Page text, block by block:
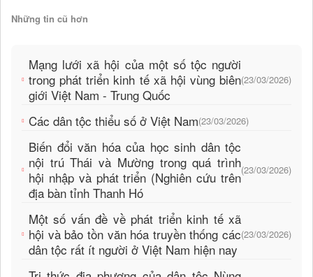
Những tin cũ hơn
Mạng lưới xã hội của một số tộc người
trong phát triển kinh tế xã hội vùng biên
giới Việt Nam - Trung Quốc
(23/03/2026)
Các dân tộc thiểu số ở Việt Nam(23/03/2026)
Biến đổi văn hóa của học sinh dân tộc
nội trú Thái và Mường trong quá trình
hội nhập và phát triển (Nghiên cứu trên
địa bàn tỉnh Thanh Hó
(23/03/2026)
Một số vấn đề về phát triển kinh tế xã
hội và bảo tồn văn hóa truyền thống các
dân tộc rất ít người ở Việt Nam hiện nay
(23/03/2026)